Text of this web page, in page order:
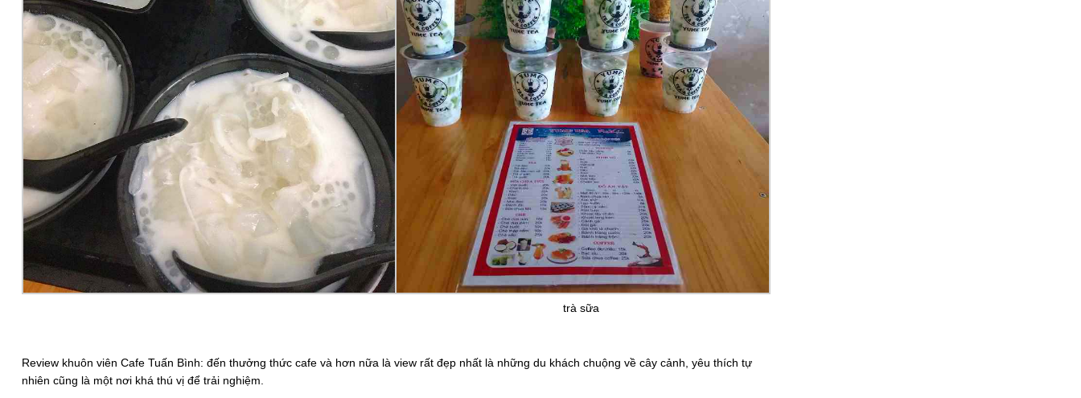
trà sữa
Review khuôn viên Cafe Tuấn Bình: đến thưởng thức cafe và hơn nữa là view rất đẹp nhất là những du khách chuộng về cây cảnh, yêu thích tự
nhiên cũng là một nơi khá thú vị để trải nghiệm.